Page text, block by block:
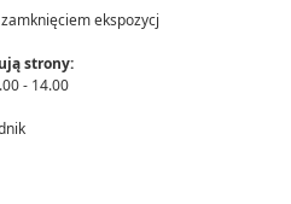
ekspozycj
strony:
- 14.00